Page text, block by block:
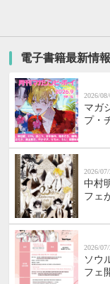
電子書籍最新情報
2026/
マガ
プ・
2026/07/
中村
フェ
2026/07/
ソウ
フェ